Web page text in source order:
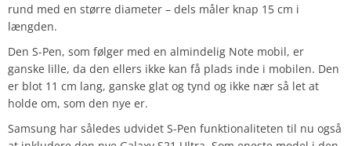
rund med en større diameter – dels måler knap 15 cm i
længden.
Den S-Pen, som følger med en almindelig Note mobil, er
ganske lille, da den ellers ikke kan få plads inde i mobilen. Den
er blot 11 cm lang, ganske glat og tynd og ikke nær så let at
holde om, som den nye er.
Samsung har således udvidet S-Pen funktionaliteten til nu også